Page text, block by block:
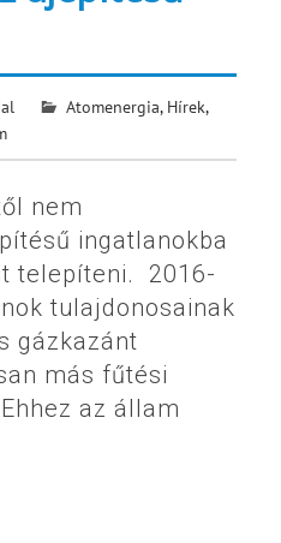
Atomenergia, Hírek,
nem
ingatlanokba
telepíteni. 2016-
tulajdonosainak
gázkazánt
más fűtési
az állam